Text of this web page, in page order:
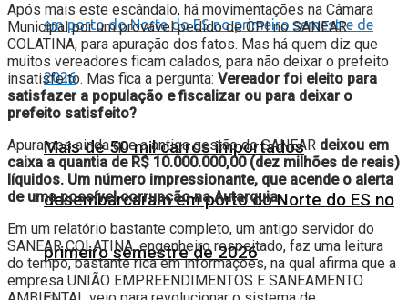
Mais de 50 mil carros importados
desembarcaram em porto do Norte do ES no
primeiro semestre de 2026
Após mais este escândalo, há movimentações na Câmara
Municipal por um provável pedido de CPI no SANEAR
COLATINA, para apuração dos fatos. Mas há quem diz que
muitos vereadores ficam calados, para não deixar o prefeito
insatisfeito. Mas fica a pergunta: Vereador foi eleito para
satisfazer a população e fiscalizar ou para deixar o
prefeito satisfeito?
Apuramos ainda que a antiga gestão do SANEAR deixou em
caixa a quantia de R$ 10.000.000,00 (dez milhões de reais)
líquidos. Um número impressionante, que acende o alerta
de uma possível corrupção na Autarquia.
Em um relatório bastante completo, um antigo servidor do
SANEAR COLATINA, engenheiro respeitado, faz uma leitura
do tempo, bastante rica em informações, na qual afirma que a
empresa UNIÃO EMPREENDIMENTOS E SANEAMENTO